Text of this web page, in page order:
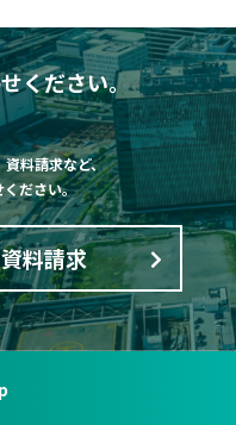
ください。
料請求など、
ください。
料請求